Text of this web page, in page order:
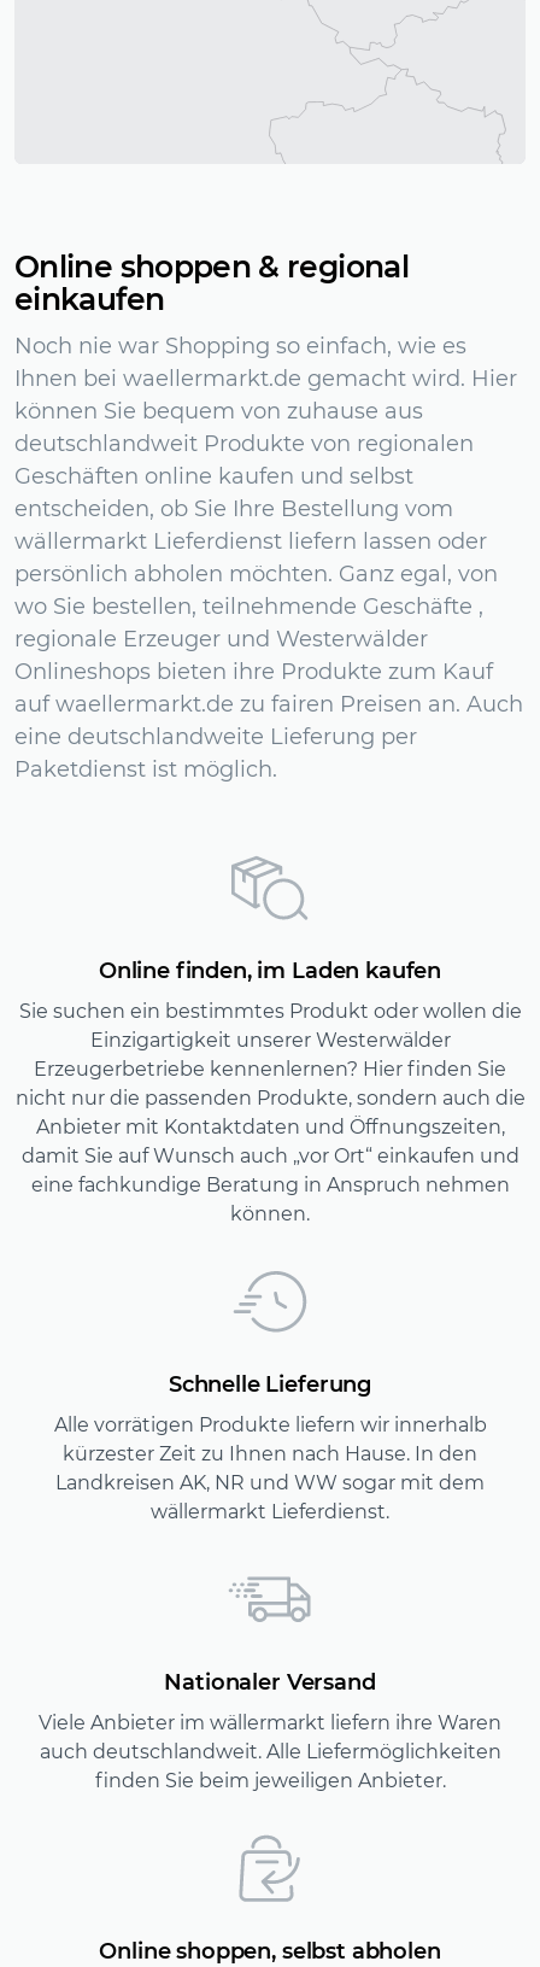
Online shoppen & regional
einkaufen
Noch nie war Shopping so einfach, wie es
Ihnen bei waellermarkt.de gemacht wird. Hier
können Sie bequem von zuhause aus
deutschlandweit Produkte von regionalen
Geschäften online kaufen und selbst
entscheiden, ob Sie Ihre Bestellung vom
wällermarkt Lieferdienst liefern lassen oder
persönlich abholen möchten. Ganz egal, von
wo Sie bestellen, teilnehmende Geschäfte ,
regionale Erzeuger und Westerwälder
Onlineshops bieten ihre Produkte zum Kauf
auf waellermarkt.de zu fairen Preisen an. Auch
eine deutschlandweite Lieferung per
Paketdienst ist möglich.
Online finden, im Laden kaufen
Sie suchen ein bestimmtes Produkt oder wollen die
Einzigartigkeit unserer Westerwälder
Erzeugerbetriebe kennenlernen? Hier finden Sie
nicht nur die passenden Produkte, sondern auch die
Anbieter mit Kontaktdaten und Öffnungszeiten,
damit Sie auf Wunsch auch „vor Ort“ einkaufen und
eine fachkundige Beratung in Anspruch nehmen
können.
Schnelle Lieferung
Alle vorrätigen Produkte liefern wir innerhalb
kürzester Zeit zu Ihnen nach Hause. In den
Landkreisen AK, NR und WW sogar mit dem
wällermarkt Lieferdienst.
Nationaler Versand
Viele Anbieter im wällermarkt liefern ihre Waren
auch deutschlandweit. Alle Liefermöglichkeiten
finden Sie beim jeweiligen Anbieter.
Online shoppen, selbst abholen